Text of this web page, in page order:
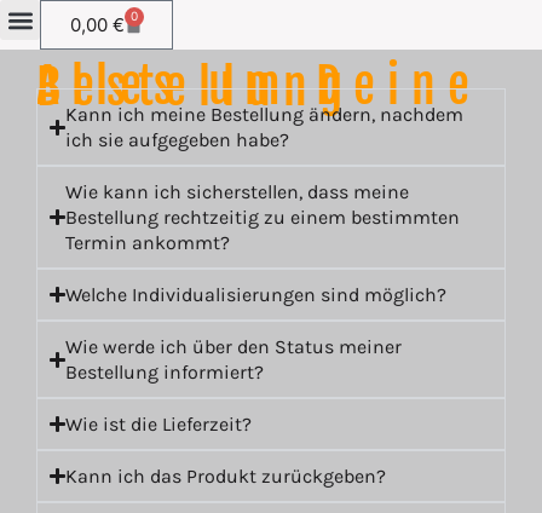
0,00 € 0
Alles um Deine Bestellung
Kann ich meine Bestellung ändern, nachdem
ich sie aufgegeben habe?
Wie kann ich sicherstellen, dass meine
Bestellung rechtzeitig zu einem bestimmten
Termin ankommt?
Welche Individualisierungen sind möglich?
Wie werde ich über den Status meiner
Bestellung informiert?
Wie ist die Lieferzeit?
Kann ich das Produkt zurückgeben?